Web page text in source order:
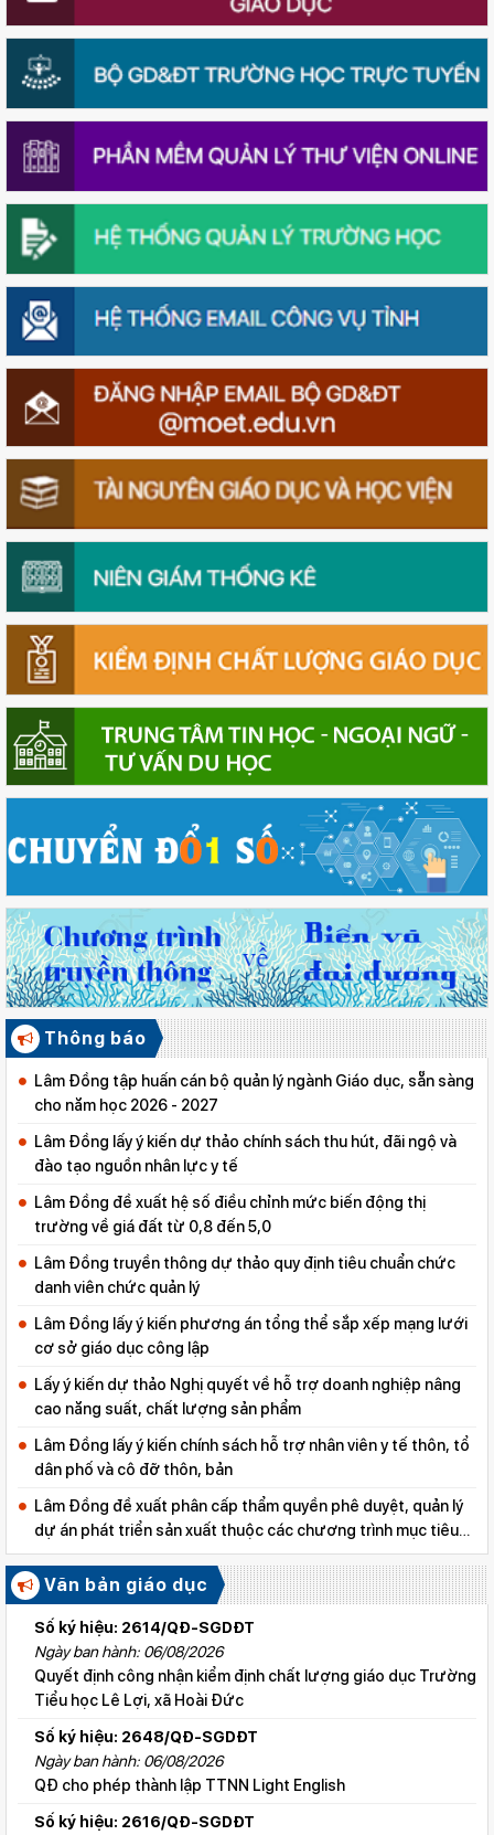
Thông báo
Lâm Đồng tập huấn cán bộ quản lý ngành Giáo dục, sẵn sàng
cho năm học 2026 - 2027
Lâm Đồng lấy ý kiến dự thảo chính sách thu hút, đãi ngộ và
đào tạo nguồn nhân lực y tế
Lâm Đồng đề xuất hệ số điều chỉnh mức biến động thị
trường về giá đất từ 0,8 đến 5,0
Lâm Đồng truyền thông dự thảo quy định tiêu chuẩn chức
danh viên chức quản lý
Lâm Đồng lấy ý kiến phương án tổng thể sắp xếp mạng lưới
cơ sở giáo dục công lập
Lấy ý kiến dự thảo Nghị quyết về hỗ trợ doanh nghiệp nâng
cao năng suất, chất lượng sản phẩm
Lâm Đồng lấy ý kiến chính sách hỗ trợ nhân viên y tế thôn, tổ
dân phố và cô đỡ thôn, bản
Lâm Đồng đề xuất phân cấp thẩm quyền phê duyệt, quản lý
dự án phát triển sản xuất thuộc các chương trình mục tiêu
quốc gia
Văn bản giáo dục
Số ký hiệu: 2614/QĐ-SGDĐT
Ngày ban hành: 06/08/2026
Quyết định công nhận kiểm định chất lượng giáo dục Trường
Tiểu học Lê Lợi, xã Hoài Đức
Số ký hiệu: 2648/QĐ-SGDĐT
Ngày ban hành: 06/08/2026
QĐ cho phép thành lập TTNN Light English
Số ký hiệu: 2616/QĐ-SGDĐT